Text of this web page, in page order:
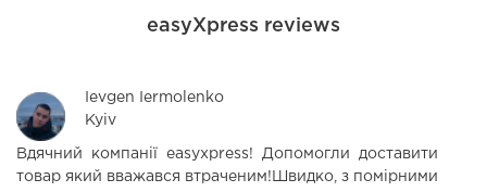
easyXpress reviews
Ievgen Iermolenko
Kyiv
Вдячний компанії easyxpress! Допомогли доставити
товар який вважався втраченим!Швидко, з помірними